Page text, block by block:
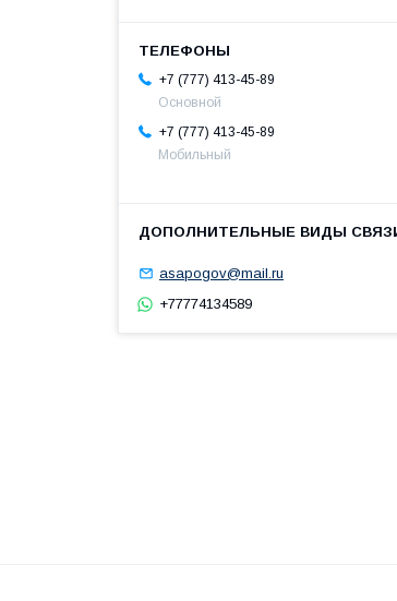
+7 (777) 413-45-89
Основной
+7 (777) 413-45-89
Мобильный
asapogov@mail.ru
+77774134589